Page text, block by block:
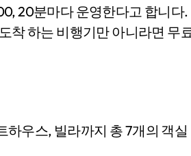
20분마다 운영한다고 합니다
착 하는 비행기만 아니라면 무
우스, 빌라까지 총 7개의 객